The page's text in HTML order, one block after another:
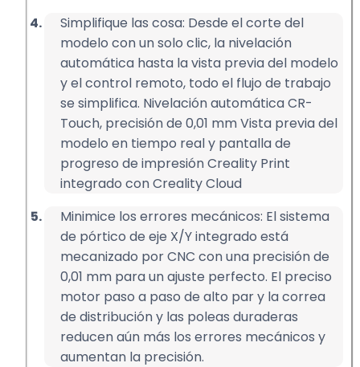
Simplifique las cosa: Desde el corte del
modelo con un solo clic, la nivelación
automática hasta la vista previa del modelo
y el control remoto, todo el flujo de trabajo
se simplifica. Nivelación automática CR-
Touch, precisión de 0,01 mm Vista previa del
modelo en tiempo real y pantalla de
progreso de impresión Creality Print
integrado con Creality Cloud
Minimice los errores mecánicos: El sistema
de pórtico de eje X/Y integrado está
mecanizado por CNC con una precisión de
0,01 mm para un ajuste perfecto. El preciso
motor paso a paso de alto par y la correa
de distribución y las poleas duraderas
reducen aún más los errores mecánicos y
aumentan la precisión.